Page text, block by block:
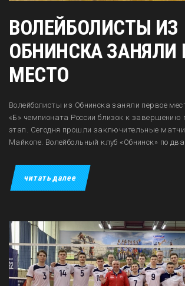
ВОЛЕЙБОЛИСТЫ ИЗ
ОБНИНСКА ЗАНЯЛИ
МЕСТО
Волейболисты из Обнинска заняли первое
«Б» чемпионата России близок к завершению
этап. Сегодня прошли заключительные матчи
Майкопе. Волейбольный клуб «Обнинск» по два…
читать далее